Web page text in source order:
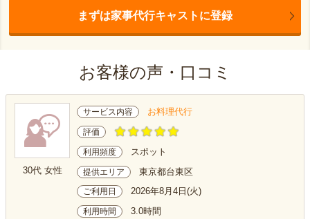
まずは家事代行キャストに登録
お客様の声・口コミ
30代 女性
サービス内容 お料理代行
評価
利用頻度 スポット
提供エリア 東京都台東区
ご利用日 2026年8月4日(火)
利用時間 3.0時間